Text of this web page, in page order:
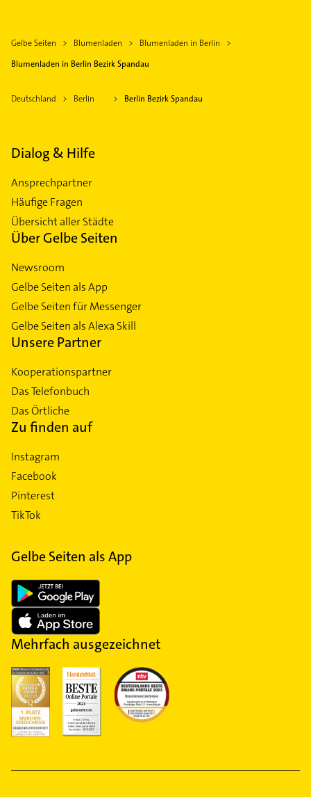
Gelbe Seiten Blumenladen
Blumenladen in Berlin
Blumenladen in Berlin Bezirk Spandau
Deutschland Berlin Berlin Bezirk Spandau
Dialog & Hilfe
Ansprechpartner
Häufige Fragen
Übersicht aller Städte
Über Gelbe Seiten
Newsroom
Gelbe Seiten als App
Gelbe Seiten für Messenger
Gelbe Seiten als Alexa Skill
Unsere Partner
Kooperationspartner
Das Telefonbuch
Das Örtliche
Zu finden auf
Instagram
Facebook
Pinterest
TikTok
Gelbe Seiten als App
Mehrfach ausgezeichnet